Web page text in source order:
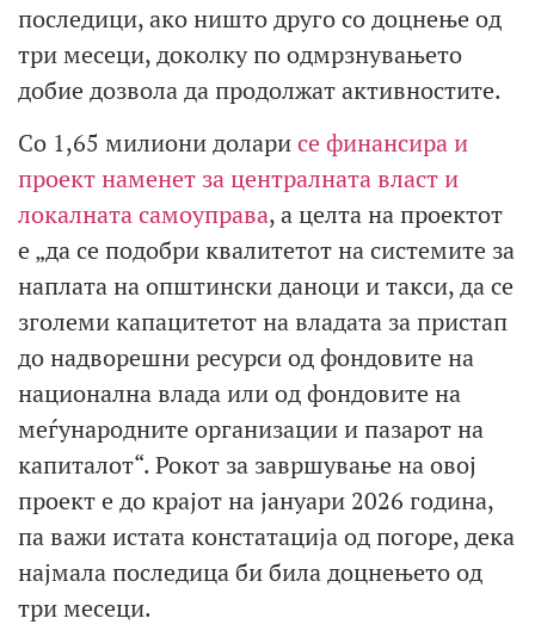
последици, ако ништо друго со доцнење од
три месеци, доколку по одмрзнувањето
добие дозвола да продолжат активностите.
Со 1,65 милиони доларисе финансира и
проект наменет за централната власт и
локалната самоуправа, а целта на проектот
е „да се подобри квалитетот на системите за
наплата на општински даноци и такси, да се
зголеми капацитетот на владата за пристап
до надворешни ресурси од фондовите на
национална влада или од фондовите на
меѓународните организации и пазарот на
капиталот“. Рокот за завршување на овој
проект е до крајот на јануари 2026 година,
па важи истата констатација од погоре, дека
најмала последица би била доцнењето од
три месеци.